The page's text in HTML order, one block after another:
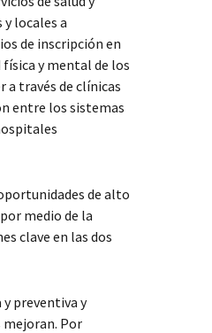
locales a
de inscripción en
y mental de los
a través de clínicas
entre los sistemas
de alto
medio de la
clave en las dos
preventiva y
mejoran. Por